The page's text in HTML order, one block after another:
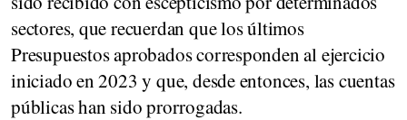
sectores, que recuerdan que los últimos
Presupuestos aprobados corresponden al ejercicio
iniciado en 2023 y que, desde entonces, las cuentas
públicas han sido prorrogadas.